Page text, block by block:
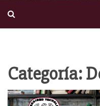
Categoría: